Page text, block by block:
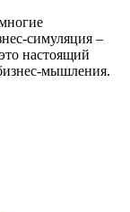
симуляция –
настоящий
мышления.